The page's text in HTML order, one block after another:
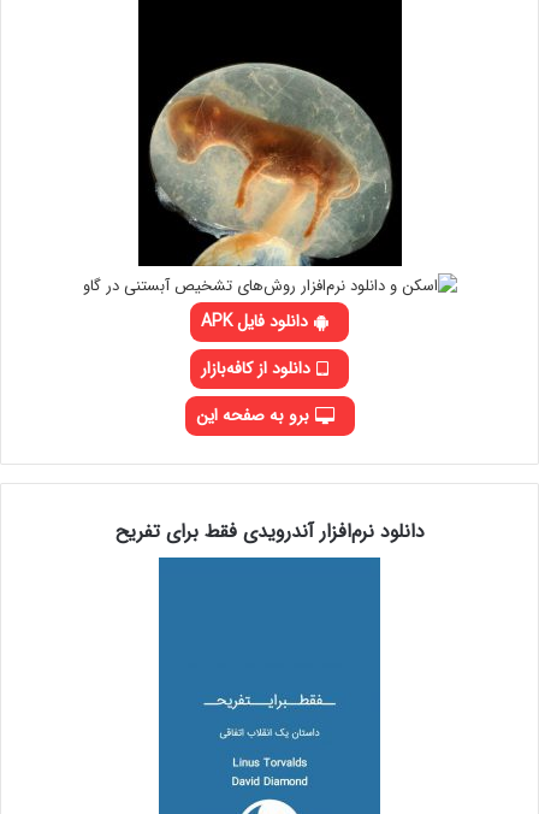
دانلود فایل APK
دانلود از کافه‌بازار
برو به صفحه این
دانلود نرم‌افزار آندرویدی فقط برای تفریح